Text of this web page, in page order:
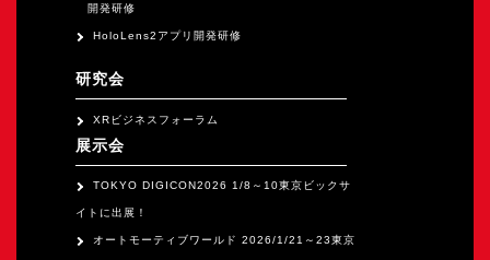
開発研修
HoloLens2アプリ開発研修
研究会
XRビジネスフォーラム
展示会
TOKYO DIGICON2026 1/8～10東京ビックサ
イトに出展！
オートモーティブワールド 2026/1/21～23東京